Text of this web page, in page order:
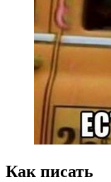
Как писать